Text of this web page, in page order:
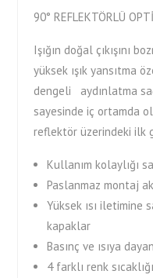
90° REFLEKTÖRLÜ
Işığın doğal çıkışını
yüksek ışık yansıtma
dengeli aydınlatma
sayesinde iç ortamda
reflektör üzerindeki ilk
Kullanım kolaylığı
Paslanmaz montaj
Yüksek ısı iletimine
kapaklar
Basınç ve ısıya
4 farklı renk